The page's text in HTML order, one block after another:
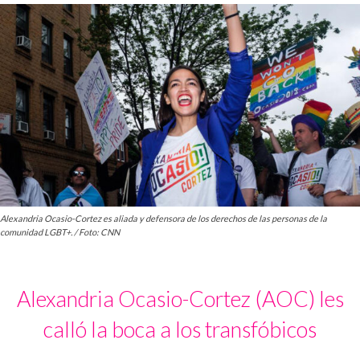
Alexandria Ocasio-Cortez es aliada y defensora de los derechos de las personas de la
comunidad LGBT+. / Foto: CNN
Alexandria Ocasio-Cortez (AOC) les
calló la boca a los transfóbicos